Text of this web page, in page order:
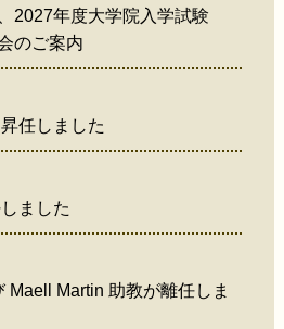
2027年度大学院入学試験
のご案内
任しました
ました
Maell Martin 助教が離任しま